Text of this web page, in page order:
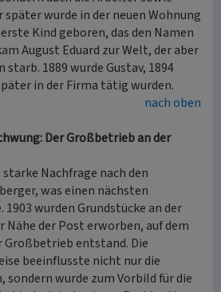
später wurde in der neuen Wohnung
Kind geboren, das den Namen
August Eduard zur Welt, der aber
starb. 1889 wurde Gustav, 1894
in der Firma tätig wurden.
nach oben
Der Großbetrieb an der
Nachfrage nach den
was einen nächsten
wurden Grundstücke an der
Nähe der Post erworben, auf dem
Großbetrieb entstand. Die
beeinflusste nicht nur die
sondern wurde zum Vorbild für die